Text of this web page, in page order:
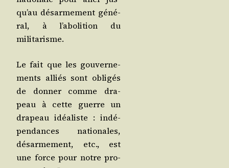
qu’au désar­me­ment géné­
ral, à l’a­bo­li­tion du
militarisme.
Le fait que les gou­ver­ne­
ments alliés sont obli­gés
de don­ner comme dra­
peau à cette guerre un
dra­peau idéa­liste : indé­
pen­dances natio­nales,
désar­me­ment, etc., est
une force pour notre pro­